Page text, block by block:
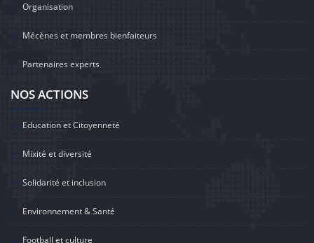
Organisation
Mécènes et membres bienfaiteurs
Partenaires experts
NOS ACTIONS
Education et Citoyenneté
Mixité et diversité
Solidarité et inclusion
Environnement & Santé
Football et culture